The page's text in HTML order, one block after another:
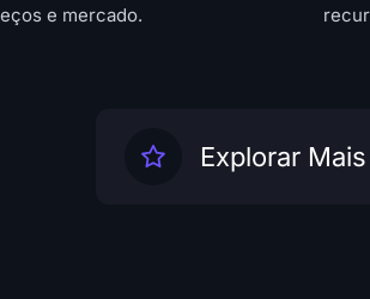
e mercado.
Explorar